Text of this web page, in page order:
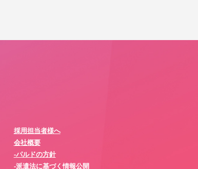
採用担当者様へ
会社概要
-パルドの方針
-派遣法に基づく情報公開